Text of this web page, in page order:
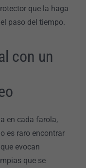
que la haga
paso del tiempo.
con un
en cada farola,
es raro encontrar
evocan
que se